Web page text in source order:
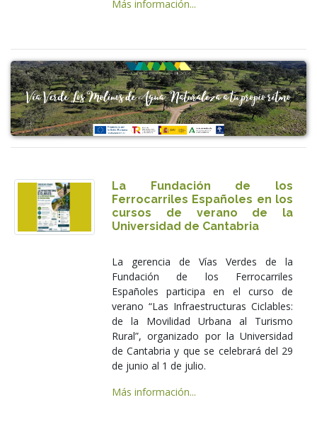
Más información...
La Fundación de los
Ferrocarriles Españoles en los
cursos de verano de la
Universidad de Cantabria
La gerencia de Vías Verdes de la
Fundación de los Ferrocarriles
Españoles participa en el curso de
verano “Las Infraestructuras Ciclables:
de la Movilidad Urbana al Turismo
Rural”, organizado por la Universidad
de Cantabria y que se celebrará del 29
de junio al 1 de julio.
Más información...